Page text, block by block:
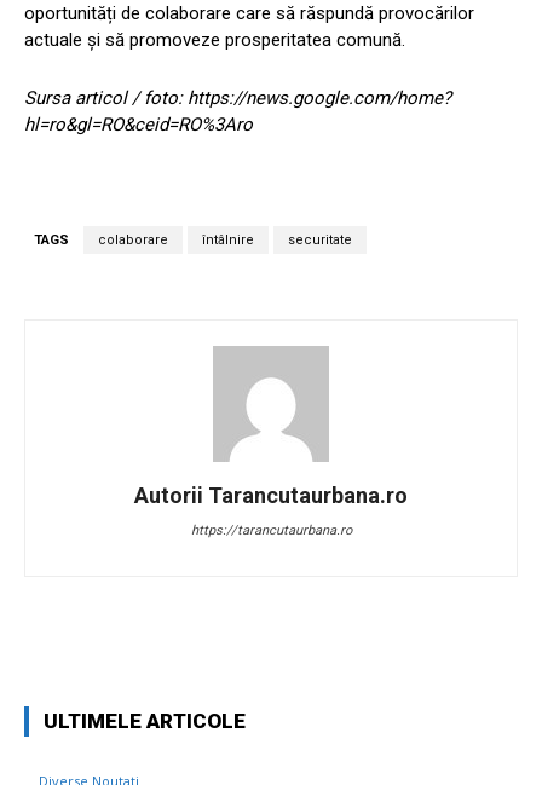
oportunități de colaborare care să răspundă provocărilor
actuale și să promoveze prosperitatea comună.
Sursa articol / foto: https://news.google.com/home?
hl=ro&gl=RO&ceid=RO%3Aro
TAGS colaborare întâlnire securitate
Autorii Tarancutaurbana.ro
https://tarancutaurbana.ro
ULTIMELE ARTICOLE
Diverse Noutati